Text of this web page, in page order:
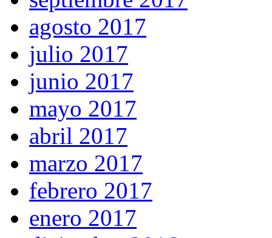
agosto 2017
julio 2017
junio 2017
mayo 2017
abril 2017
marzo 2017
febrero 2017
enero 2017